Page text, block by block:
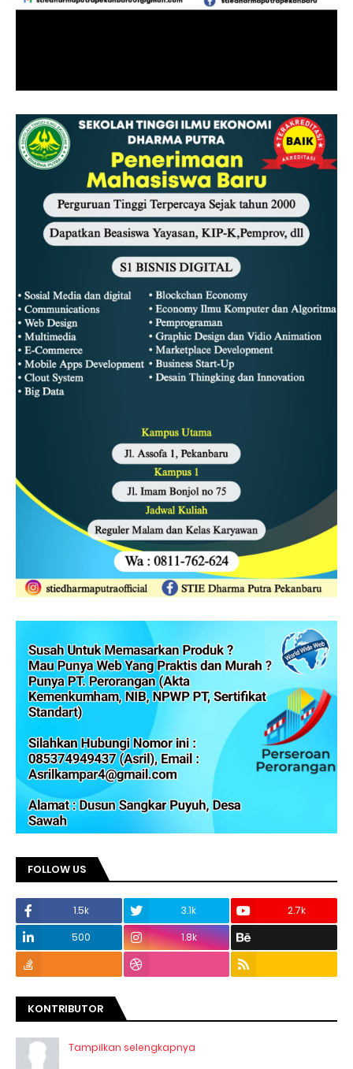
FOLLOW US
1.5k 3.1k
2.7k
500
1.8k
KONTRIBUTOR
Tampilkan selengkapnya